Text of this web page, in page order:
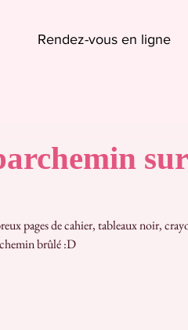
Rendez-vous en ligne
brûlé :D